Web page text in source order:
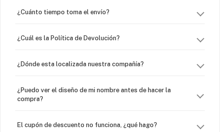
¿Cuánto tiempo toma el envío?
¿Cuál es la Política de Devolución?
¿Dónde esta localizada nuestra compañía?
¿Puedo ver el diseño de mi nombre antes de hacer la
compra?
El cupón de descuento no funciona, ¿qué hago?